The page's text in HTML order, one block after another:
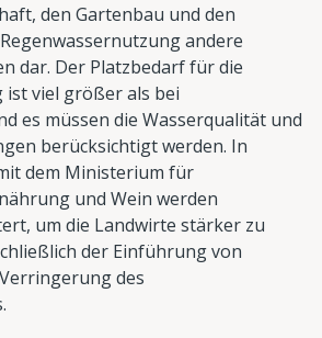
den Gartenbau und den
andere
dar. Der Platzbedarf für die
ist viel größer als bei
es müssen die Wasserqualität und
berücksichtigt werden. In
dem Ministerium für
und Wein werden
um die Landwirte stärker zu
der Einführung von
des